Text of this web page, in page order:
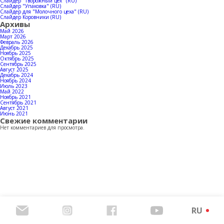
Слайдер "Упаковка" (RU)
Слайдер для "Молочного цеха" (RU)
Слайдер Коровники (RU)
Архивы
Май 2026
Март 2026
Февраль 2026
Декабрь 2025
Ноябрь 2025
Октябрь 2025
Сентябрь 2025
Август 2025
Декабрь 2024
Ноябрь 2024
Июль 2023
Май 2022
Ноябрь 2021
Сентябрь 2021
Август 2021
Июнь 2021
Свежие комментарии
Нет комментариев для просмотра.
RU